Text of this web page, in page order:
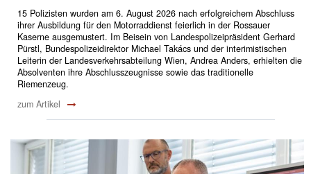
15 Polizisten wurden am 6. August 2026 nach erfolgreichem Abschluss
ihrer Ausbildung für den Motorraddienst feierlich in der Rossauer
Kaserne ausgemustert. Im Beisein von Landespolizeipräsident Gerhard
Pürstl, Bundespolizeidirektor Michael Takács und der interimistischen
Leiterin der Landesverkehrsabteilung Wien, Andrea Anders, erhielten die
Absolventen ihre Abschlusszeugnisse sowie das traditionelle
Riemenzeug.
zum Artikel